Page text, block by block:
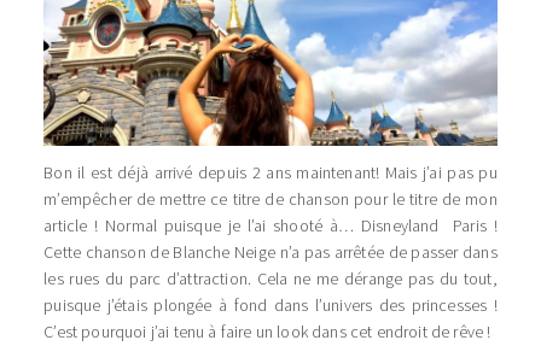
Bon il est déjà arrivé depuis 2 ans maintenant! Mais j’ai pas pu
m’empêcher de mettre ce titre de chanson pour le titre de mon
article ! Normal puisque je l’ai shooté à… Disneyland Paris !
Cette chanson de Blanche Neige n’a pas arrêtée de passer dans
les rues du parc d’attraction. Cela ne me dérange pas du tout,
puisque j’étais plongée à fond dans l’univers des princesses !
C’est pourquoi j’ai tenu à faire un look dans cet endroit de rêve !